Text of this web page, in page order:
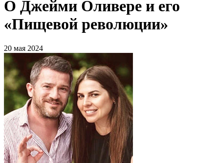
О Джейми Оливере и его
«Пищевой революции»
20 мая 2024